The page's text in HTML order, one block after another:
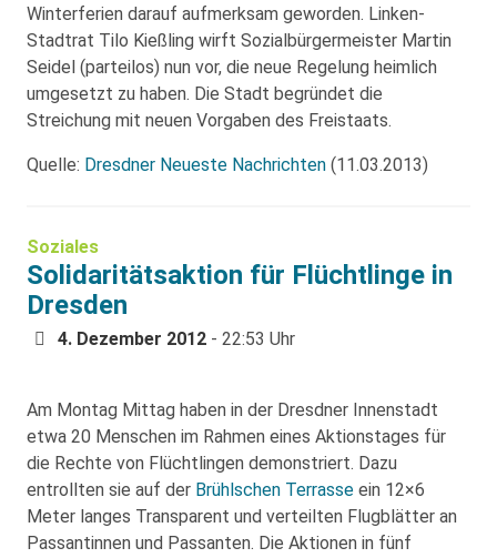
Winterferien darauf aufmerksam geworden. Linken-
Stadtrat Tilo Kießling wirft Sozialbürgermeister Martin
Seidel (parteilos) nun vor, die neue Regelung heimlich
umgesetzt zu haben. Die Stadt begründet die
Streichung mit neuen Vorgaben des Freistaats.
Quelle: Dresdner Neueste Nachrichten (11.03.2013)
Soziales
Solidaritätsaktion für Flüchtlinge in
Dresden
4. Dezember 2012 - 22:53 Uhr
Am Montag Mittag haben in der Dresdner Innenstadt
etwa 20 Menschen im Rahmen eines Aktionstages für
die Rechte von Flüchtlingen demonstriert. Dazu
entrollten sie auf der Brühlschen Terrasse ein 12×6
Meter langes Transparent und verteilten Flugblätter an
Passantinnen und Passanten. Die Aktionen in fünf